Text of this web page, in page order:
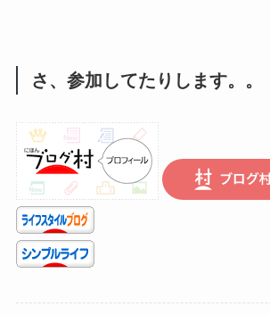
さ、参加してたりします。。